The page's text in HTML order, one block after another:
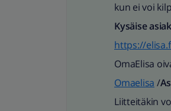
kun ei voi
Kysäise
https://
OmaElisa
Omaelisa /
Liitteitäkin